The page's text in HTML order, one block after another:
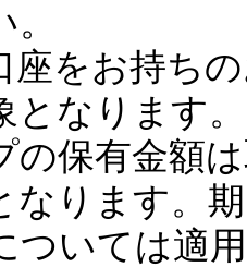
座をお持ち
なります。
の保有金額
なります。
ついては適